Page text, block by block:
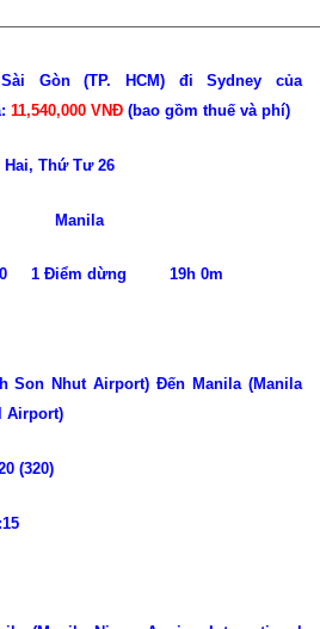
Gòn (TP. HCM) đi Sydney của
11,540,000 VNĐ (bao gồm thuế và phí)
Hai, Thứ Tư 26
Manila
1 Điểm dừng 19h 0m
Son Nhut Airport) Đến Manila (Manila
Airport)
(320)